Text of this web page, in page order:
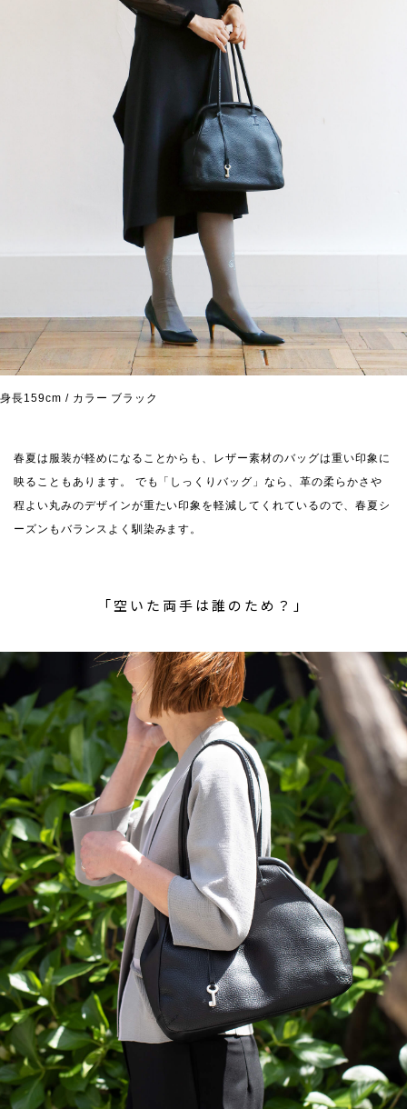
身長159cm / カラー ブラック
春夏は服装が軽めになることからも、レザー素材のバッグは重い印象に
映ることもあります。 でも「しっくりバッグ」なら、革の柔らかさや
程よい丸みのデザインが重たい印象を軽減してくれているので、春夏シ
ーズンもバランスよく馴染みます。
「空いた両手は誰のため？」